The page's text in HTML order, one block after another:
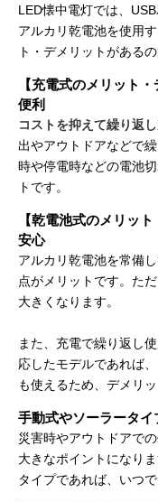
LED懐中電灯では、
アルカリ乾電池を使用
ト・デメリットがある
【充電式のメリット
便利
コストを抑えて繰り返
出やアウトドアなどで
時や停電時などの電池
トです。
【乾電池式のメリッ
安心
アルカリ乾電池を常備
点がメリットです。た
大きくなります。
また、充電で繰り返し
応したモデルであれば
も使えるため、デメリ
手動式やソーラータ
災害時やアウトドアで
大きなポイントになり
タイプであれば、いつ